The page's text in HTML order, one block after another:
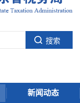
新闻动态